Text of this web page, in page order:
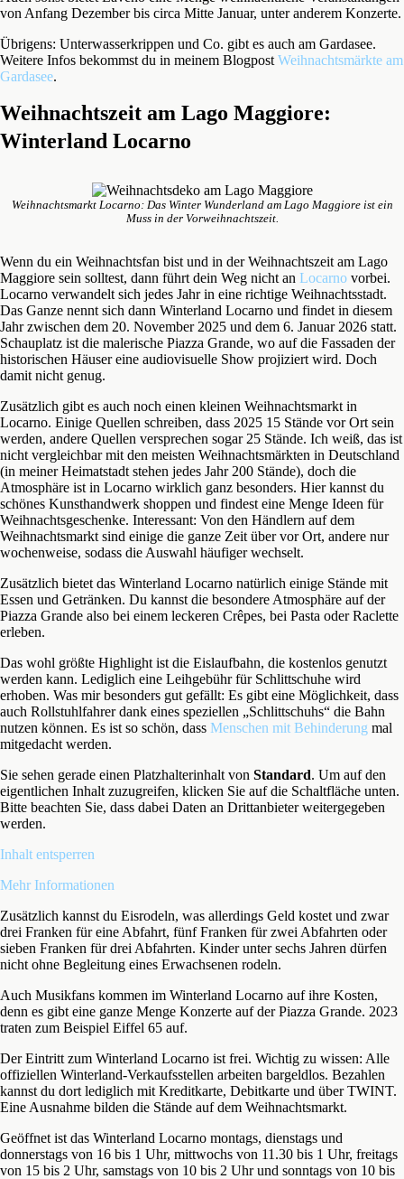
von Anfang Dezember bis circa Mitte Januar, unter anderem Konzerte.
Übrigens: Unterwasserkrippen und Co. gibt es auch am Gardasee.
Weitere Infos bekommst du in meinem Blogpost Weihnachtsmärkte am
Gardasee.
Weihnachtszeit am Lago Maggiore:
Winterland Locarno
Weihnachtsmarkt Locarno: Das Winter Wunderland am Lago Maggiore ist ein
Muss in der Vorweihnachtszeit.
Wenn du ein Weihnachtsfan bist und in der Weihnachtszeit am Lago
Maggiore sein solltest, dann führt dein Weg nicht an Locarno vorbei.
Locarno verwandelt sich jedes Jahr in eine richtige Weihnachtsstadt.
Das Ganze nennt sich dann Winterland Locarno und findet in diesem
Jahr zwischen dem 20. November 2025 und dem 6. Januar 2026 statt.
Schauplatz ist die malerische Piazza Grande, wo auf die Fassaden der
historischen Häuser eine audiovisuelle Show projiziert wird. Doch
damit nicht genug.
Zusätzlich gibt es auch noch einen kleinen Weihnachtsmarkt in
Locarno. Einige Quellen schreiben, dass 2025 15 Stände vor Ort sein
werden, andere Quellen versprechen sogar 25 Stände. Ich weiß, das ist
nicht vergleichbar mit den meisten Weihnachtsmärkten in Deutschland
(in meiner Heimatstadt stehen jedes Jahr 200 Stände), doch die
Atmosphäre ist in Locarno wirklich ganz besonders. Hier kannst du
schönes Kunsthandwerk shoppen und findest eine Menge Ideen für
Weihnachtsgeschenke. Interessant: Von den Händlern auf dem
Weihnachtsmarkt sind einige die ganze Zeit über vor Ort, andere nur
wochenweise, sodass die Auswahl häufiger wechselt.
Zusätzlich bietet das Winterland Locarno natürlich einige Stände mit
Essen und Getränken. Du kannst die besondere Atmosphäre auf der
Piazza Grande also bei einem leckeren Crêpes, bei Pasta oder Raclette
erleben.
Das wohl größte Highlight ist die Eislaufbahn, die kostenlos genutzt
werden kann. Lediglich eine Leihgebühr für Schlittschuhe wird
erhoben. Was mir besonders gut gefällt: Es gibt eine Möglichkeit, dass
auch Rollstuhlfahrer dank eines speziellen „Schlittschuhs“ die Bahn
nutzen können. Es ist so schön, dass Menschen mit Behinderung mal
mitgedacht werden.
Sie sehen gerade einen Platzhalterinhalt von Standard. Um auf den
eigentlichen Inhalt zuzugreifen, klicken Sie auf die Schaltfläche unten.
Bitte beachten Sie, dass dabei Daten an Drittanbieter weitergegeben
werden.
Inhalt entsperren
Mehr Informationen
Zusätzlich kannst du Eisrodeln, was allerdings Geld kostet und zwar
drei Franken für eine Abfahrt, fünf Franken für zwei Abfahrten oder
sieben Franken für drei Abfahrten. Kinder unter sechs Jahren dürfen
nicht ohne Begleitung eines Erwachsenen rodeln.
Auch Musikfans kommen im Winterland Locarno auf ihre Kosten,
denn es gibt eine ganze Menge Konzerte auf der Piazza Grande. 2023
traten zum Beispiel Eiffel 65 auf.
Der Eintritt zum Winterland Locarno ist frei. Wichtig zu wissen: Alle
offiziellen Winterland-Verkaufsstellen arbeiten bargeldlos. Bezahlen
kannst du dort lediglich mit Kreditkarte, Debitkarte und über TWINT.
Eine Ausnahme bilden die Stände auf dem Weihnachtsmarkt.
Geöffnet ist das Winterland Locarno montags, dienstags und
donnerstags von 16 bis 1 Uhr, mittwochs von 11.30 bis 1 Uhr, freitags
von 15 bis 2 Uhr, samstags von 10 bis 2 Uhr und sonntags von 10 bis